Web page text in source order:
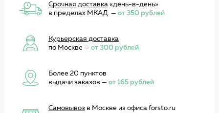
Срочная доставка«день-в-день»
в пределах МКАД. — от 350 рублей
Курьерская доставка
по Москве — от 300 рублей
Более 20 пунктов
выдачи заказов — от 165 рублей
Самовывоз в Москве из офиса forsto.ru